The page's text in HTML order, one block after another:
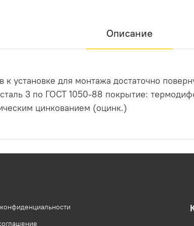
Описание
к установке для монтажа достаточно
3 по ГОСТ 1050-88 покрытие:
цинкованием (оцинк.)